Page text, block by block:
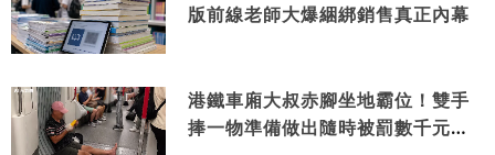
版前線老師大爆綑綁銷售真正內幕
港鐵車廂大叔赤腳坐地霸位！雙手
捧一物準備做出隨時被罰數千元舉